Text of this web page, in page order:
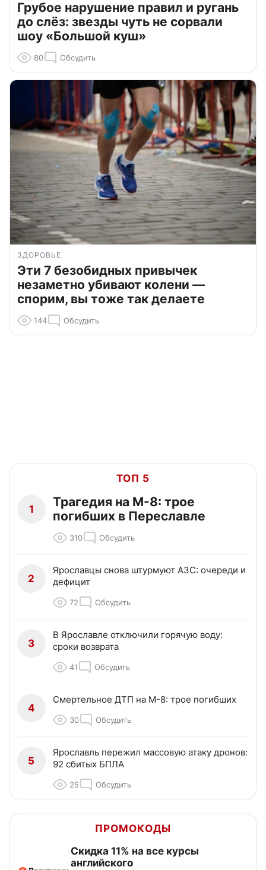
Грубое нарушение правил и ругань
до слёз: звезды чуть не сорвали
шоу «Большой куш»
80 Обсудить
ЗДОРОВЬЕ
Эти 7 безобидных привычек
незаметно убивают колени —
спорим, вы тоже так делаете
144 Обсудить
ТОП 5
1
Трагедия на М-8: трое
погибших в Переславле
310 Обсудить
2
Ярославцы снова штурмуют АЗС: очереди и
дефицит
72 Обсудить
3
В Ярославле отключили горячую воду:
сроки возврата
41 Обсудить
4
Смертельное ДТП на М-8: трое погибших
30 Обсудить
5
Ярославль пережил массовую атаку дронов:
92 сбитых БПЛА
25 Обсудить
ПРОМОКОДЫ
Скидка 11% на все курсы
английского